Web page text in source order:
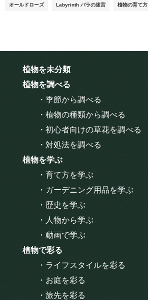
オールドローズ Labyrinth バラの迷宮 植物の育て方
植物を未分類
植物を調べる
・季節から調べる
・植物の種類から調べる
・初心者向けの草花を調べる
・対処法を調べる
植物を学ぶ
・育て方を学ぶ
・ガーデニング用品を学ぶ
・歴史を学ぶ
・人物から学ぶ
・動画で学ぶ
植物で彩る
・ライフスタイルを彩る
・お庭を彩る
・旅先を彩る